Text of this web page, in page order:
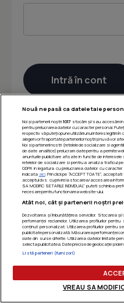
Nouă ne pasă ca datele tale
Noi și partenerii noștri 1017 stocăm și/sau accesăm
pentru prelucrarea datelor cu caracter personal.
respectiv vă puteți opune utilizării unui interes legitim
alegeri vor fi raportate partenerilor noștri și nu vă vor
Noi si partenerii nostri (retelele de socializare si
de date analitice) prelucram date pentru a permite
anunturile publicitare afisate in functie de
retelelor de socializare si pentru a analiza traficul
GDPR in legatura cu prelucrarea datelor cu
indicata aici. Prin click pe “ACCEPT TOATE”,
acceptul dvs. cu privire la stocarea/accesarea
SA MODIFIC SETARILE INDIVIDUAL” puteti schimba
necesare pentru functionarea website-ului.
Atât noi, cât și partenerii noștri
Dezvoltarea și îmbunătățirea serviciilor. Stocarea
performanței reclamelor. Utilizarea profilurilor
conținut personalizat. Utilizarea profilurilor pentru
publicitate personalizată. Măsurarea performanței
date din surse diferite. Utilizarea datelor limitate
selecta publicitatea. Date precise de geolocație și
Listă parteneri (furnizori)
VREAU SA